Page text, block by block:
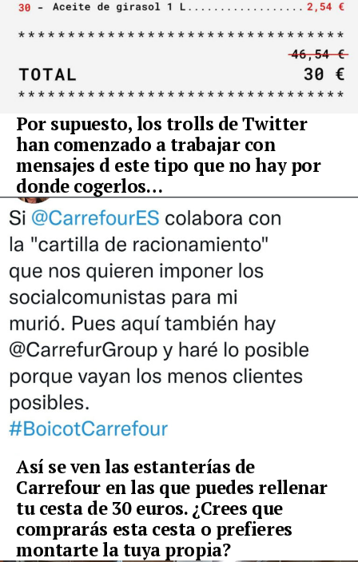
Por supuesto, los trolls de Twitter
han comenzado a trabajar con
mensajes d este tipo que no hay por
donde cogerlos…
Así se ven las estanterías de
Carrefour en las que puedes rellenar
tu cesta de 30 euros. ¿Crees que
comprarás esta cesta o prefieres
montarte la tuya propia?